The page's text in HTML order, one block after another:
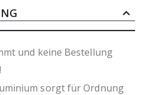
und keine Bestellung
sorgt für Ordnung